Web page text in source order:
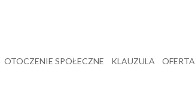
OTOCZENIE SPOŁECZNE KLAUZULA OFERTA